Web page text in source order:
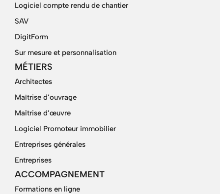
Logiciel compte rendu de chantier
SAV
DigitForm
Sur mesure et personnalisation
MÉTIERS
Architectes
Maîtrise d’ouvrage
Maîtrise d’œuvre
Logiciel Promoteur immobilier
Entreprises générales
Entreprises
ACCOMPAGNEMENT
Formations en ligne